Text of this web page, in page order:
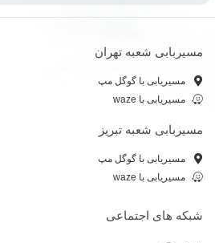
مسیربابی شعبه تهران
مسیریابی با گوگل مپ
مسیریابی با waze
مسیربابی شعبه تبریز
مسیریابی با گوگل مپ
مسیریابی با waze
شبکه های اجتماعی